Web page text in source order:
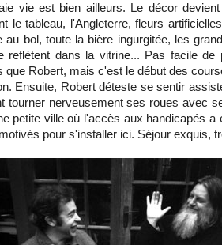
vie est bien ailleurs. Le décor
le tableau, l'Angleterre, fleurs
au bol, toute la bière ingurgitée, les
reflètent dans la vitrine... Pas facile de
que Robert, mais c'est le début des
Ensuite, Robert déteste se sentir
tourner nerveusement ses roues avec
petite ville où l'accès aux handicapés a
pour s'installer ici. Séjour exquis,